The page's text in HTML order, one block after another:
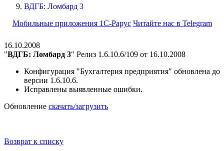
ВДГБ: Ломбард 3
Мобильные приложения 1С-Рарус Читайте нас в Telegram
16.10.2008
"ВДГБ: Ломбард 3" Релиз 1.6.10.6/109 от 16.10.2008
Конфигурация "Бухгалтерия предприятия" обновлена до
версии 1.6.10.6.
Исправлены выявленные ошибки.
Обновление скачать/загрузить
Возврат к списку